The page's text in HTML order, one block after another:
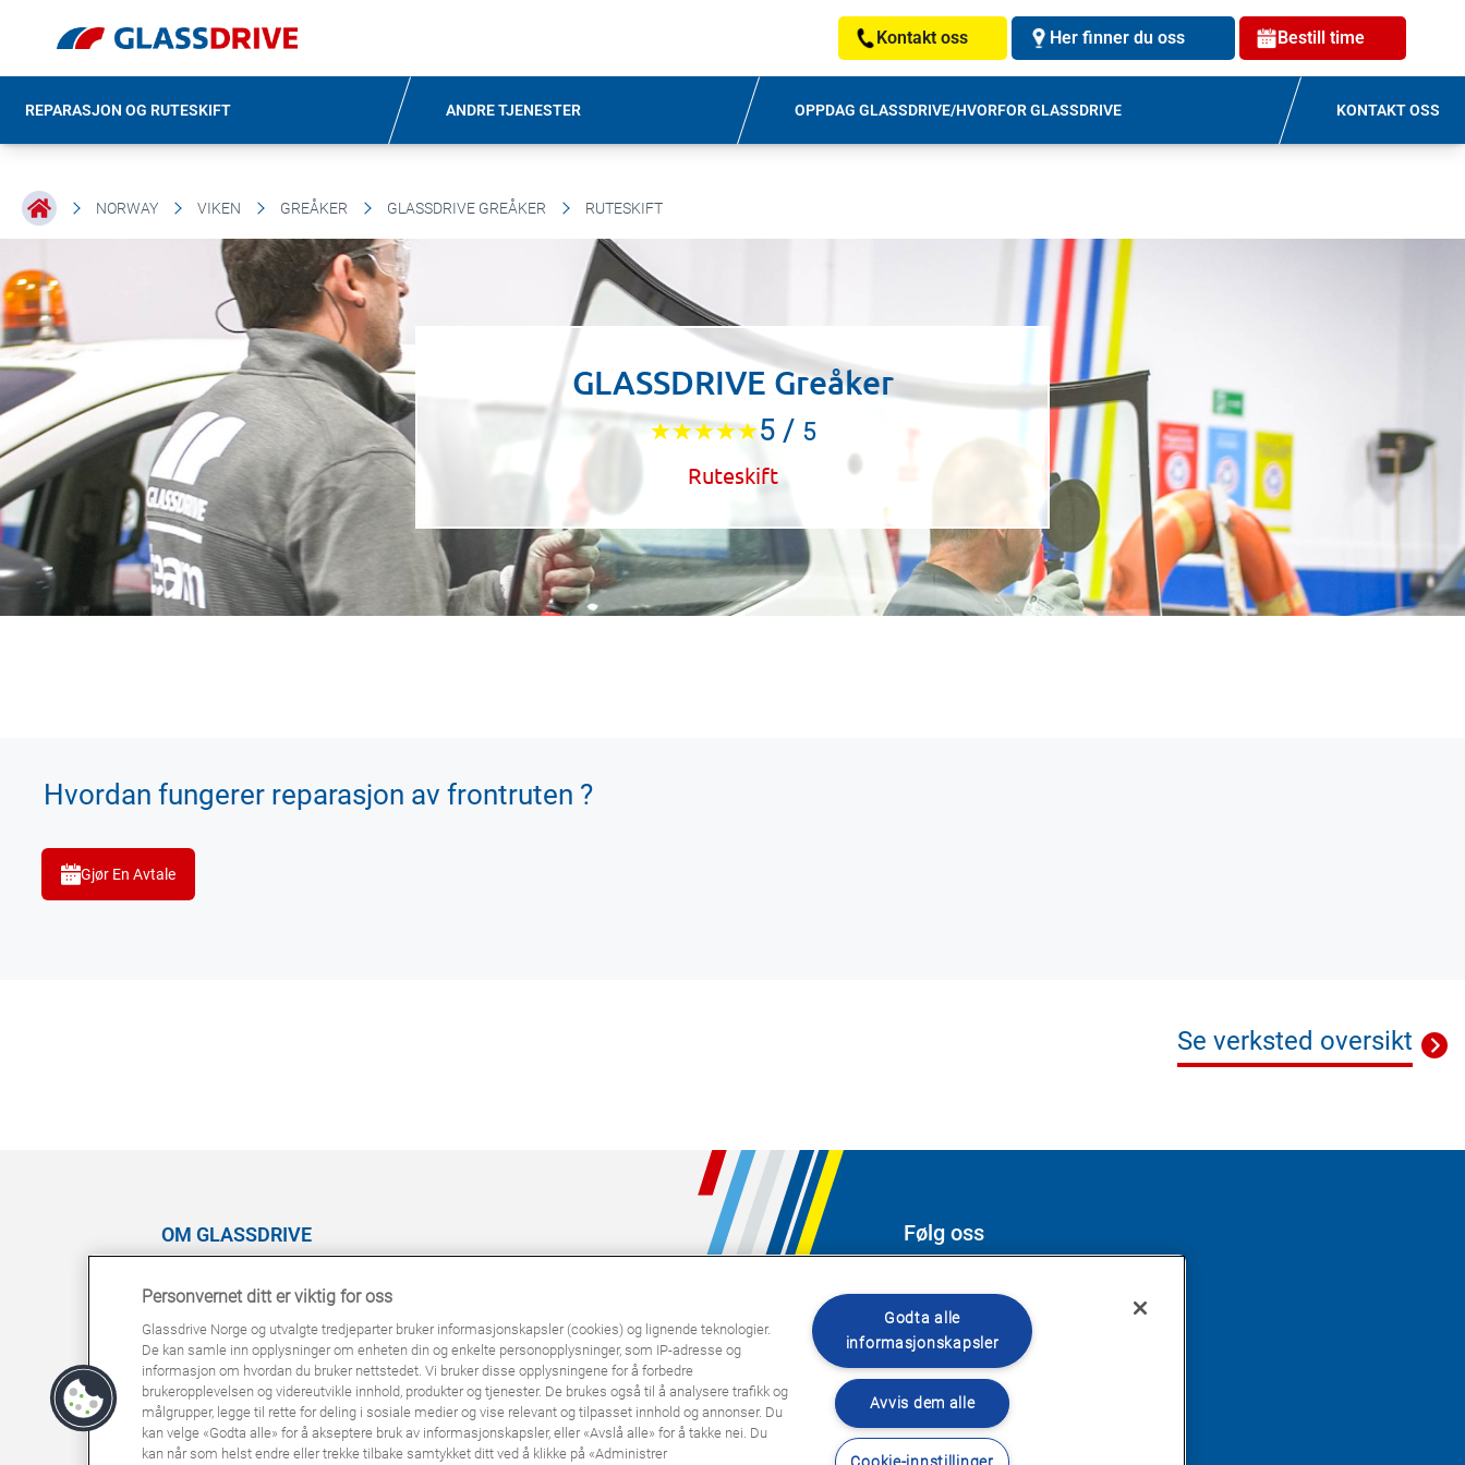
Kontakt oss Her finner du oss Bestill time
REPARASJON OG RUTESKIFT ANDRE TJENESTER OPPDAG GLASSDRIVE/HVORFOR GLASSDRIVE KONTAKT OSS
NORWAY VIKEN GREÅKER GLASSDRIVE GREÅKER RUTESKIFT
GLASSDRIVE Greåker
5 / 5
Ruteskift
Hvordan fungerer reparasjon av frontruten ?
Gjør En Avtale
Se verksted oversikt
OM GLASSDRIVE
Cookie policy
Personvernerklæring
Rettigheter
Cookie policy PersonvernerklæringRettigheter
Følg oss
Personvernet ditt er viktig for oss
Glassdrive Norge og utvalgte tredjeparter bruker informasjonskapsler (cookies) og lignende teknologier.
De kan samle inn opplysninger om enheten din og enkelte personopplysninger, som IP-adresse og
informasjon om hvordan du bruker nettstedet. Vi bruker disse opplysningene for å forbedre
brukeropplevelsen og videreutvikle innhold, produkter og tjenester. De brukes også til å analysere trafikk og
målgrupper, legge til rette for deling i sosiale medier og vise relevant og tilpasset innhold og annonser. Du
kan velge «Godta alle» for å akseptere bruk av informasjonskapsler, eller «Avslå alle» for å takke nei. Du
kan når som helst endre eller trekke tilbake samtykket ditt ved å klikke på «Administrer
Godta alle
informasjonskapsler
Avvis dem alle